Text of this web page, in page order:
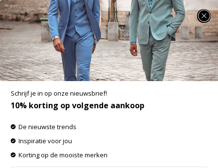
SUMMER SALE: 25% t/m 50% korting op heel veel zomerse items!
Blue Industry Accessoires
-60% op de gehele OUTLET!
Filters Sorteren op:
Schrijf je in op onze nieuwsbrief!
10% korting op volgende aankoop
De nieuwste trends
Inspiratie voor jou
Korting op de mooiste merken